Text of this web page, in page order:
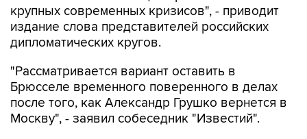
крупных современных кризисов", - приводит
издание слова представителей российских
дипломатических кругов.
"Рассматривается вариант оставить в
Брюсселе временного поверенного в делах
после того, как Александр Грушко вернется в
Москву", - заявил собеседник "Известий".